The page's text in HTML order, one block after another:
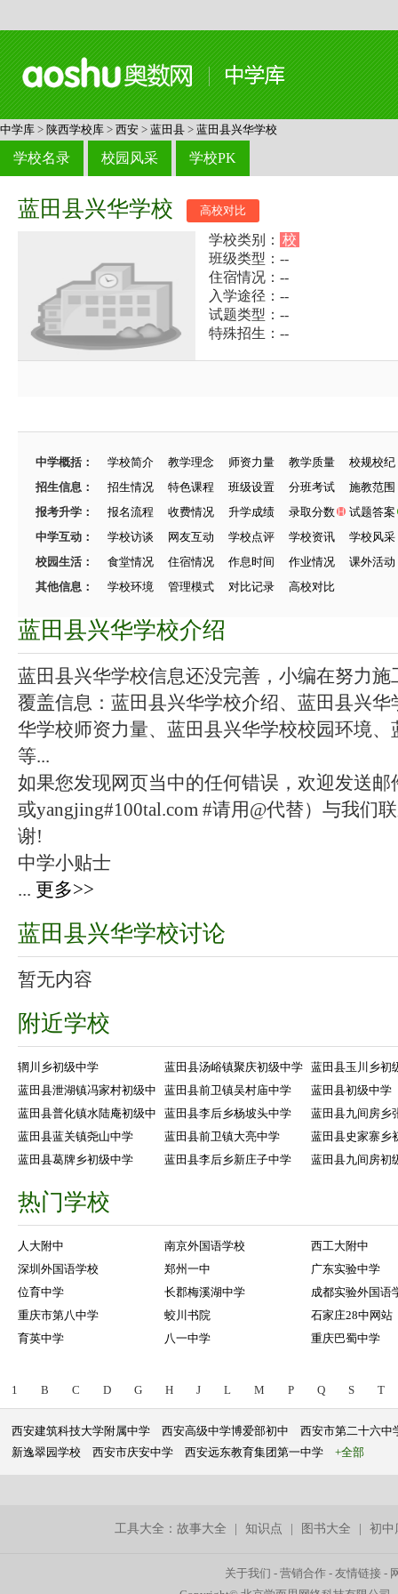
中学库 > 陕西学校库 > 西安 > 蓝田县 > 蓝田县兴华学校
学校名录 校园风采 学校PK
蓝田县兴华学校 高校对比
学校类别： 校
班级类型：--
住宿情况：--
入学途径：--
试题类型：--
特殊招生：--
中学概括： 学校简介 教学理念 师资力量 教学质量
校规校纪
招生信息：
招生情况 特色课程 班级设置 分班考试
施教范围
报考升学：
报名流程 收费情况 升学成绩 录取分数
试题答案
中学互动：
学校访谈 网友互动 学校点评 学校资讯
学校风采
校园生活：
食堂情况 住宿情况 作息时间 作业情况
课外活动
其他信息：
学校环境 管理模式 对比记录 高校对比
蓝田县兴华学校介绍
蓝田县兴华学校信息还没完善，小编在努力施
覆盖信息：蓝田县兴华学校介绍、蓝田县兴
华学校师资力量、蓝田县兴华学校校园环境
等...
如果您发现网页当中的任何错误，欢迎发送邮
或yangjing#100tal.com #请用@代替）与我们
谢!
中学小贴士
... 更多>>
蓝田县兴华学校讨论
暂无内容
附近学校
辋川乡初级中学 蓝田县汤峪镇聚庆初级中学 蓝田县玉川乡初
蓝田县泄湖镇冯家村初级中
蓝田县前卫镇吴村庙中学
蓝田县初级中学
蓝田县普化镇水陆庵初级中
蓝田县李后乡杨坡头中学
蓝田县九间房乡
蓝田县蓝关镇尧山中学
蓝田县前卫镇大亮中学
蓝田县史家寨乡
蓝田县葛牌乡初级中学
蓝田县李后乡新庄子中学 蓝田县九间房初
热门学校
人大附中 南京外国语学校
西工大附中
深圳外国语学校
郑州一中
广东实验中学
位育中学
长郡梅溪湖中学
成都实验外国语
重庆市第八中学
蛟川书院
石家庄28中网站
育英中学
八一中学 重庆巴蜀中学
1 B C D G H J L M P Q S T
西安建筑科技大学附属中学 西安高级中学博爱部初中
西安市第二十六中
新逸翠园学校
西安市庆安中学 西安远东教育集团第一中学 +全部
工具大全：故事大全 |知识点 图书大全 |初中
关于我们 -营销合作 -友情链接 -